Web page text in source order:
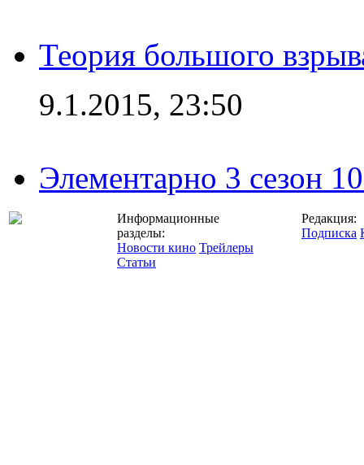
Теория большого
9.1.2015, 23:50
Элементарно 3 сезон
Информационные
разделы:
Новости кино Трейлеры
Статьи
Редакция:
Подписка